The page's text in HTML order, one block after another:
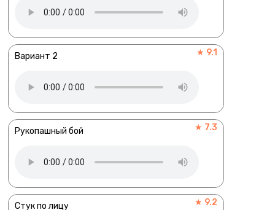
Вариант 2 ★ 9.1
Рукопашный бой ★ 7.3
Стук по лицу ★ 9.2